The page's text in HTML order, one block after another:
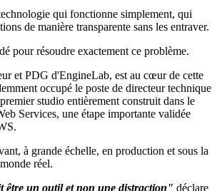
qui fonctionne simplement, qui
de manière transparente sans les entraver.
pour résoudre exactement ce problème.
et PDG d'EngineLab, est au cœur de cette
occupé le poste de directeur technique
studio entièrement construit dans le
Services, une étape importante validée
à grande échelle, en production et sous la
réel.
être un outil et non une distraction" déclare